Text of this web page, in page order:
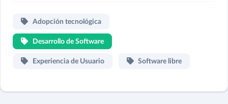
Adopción tecnológica
Desarrollo de Software
Experiencia de Usuario Software libre